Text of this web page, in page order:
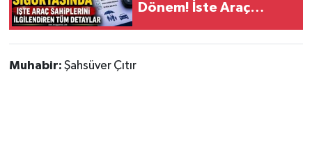
Dönem! İste Araç
Tüm Detaylar
Muhabir: Şahsüver Çıtır